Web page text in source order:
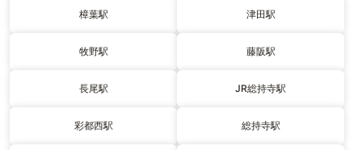
樟葉駅 津田駅
牧野駅 藤阪駅
長尾駅 JR総持寺駅
彩都西駅 総持寺駅